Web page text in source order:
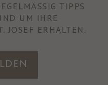
TIPPS U
UM IHRE
JOSEF ERHALTEN.